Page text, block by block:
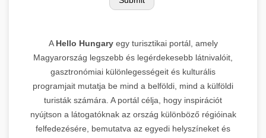
A Hello Hungaryegy turisztikai portál, amely
Magyarország legszebb és legérdekesebb látnivalóit,
gasztronómiai különlegességeit és kulturális
programjait mutatja be mind a belföldi, mind a külföldi
turisták számára. A portál célja, hogy inspirációt
nyújtson a látogatóknak az ország különböző régióinak
felfedezésére, bemutatva az egyedi helyszíneket és